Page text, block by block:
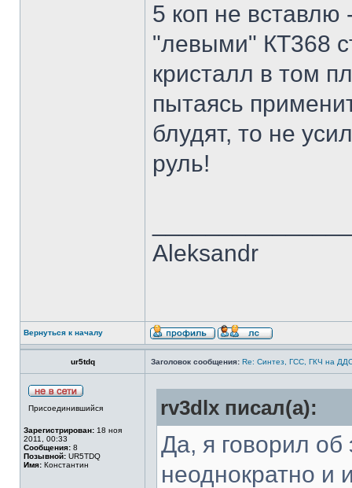
5 коп не вставлю
"левыми" КТ368
кристалл в том
пытаясь
блудят, то не
руль!
Aleksandr
Вернуться к началу
ur5tdq Заголовок сообщения: Re: Синтез, ГСС, ГКЧ на
Присоединившийся
Зарегистрирован: 18 ноя
2011, 00:33
Сообщения: 8
Позывной: UR5TDQ
Имя: Константин
rv3dlx писал(а):
Да, я говорил об
неоднократно и